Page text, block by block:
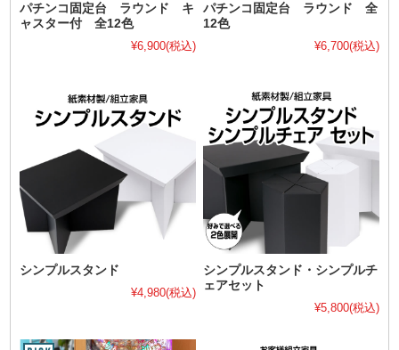
パチンコ固定台 ラウンド キ
ャスター付 全12色
¥6,900(税込)
パチンコ固定台 ラウンド 全
12色
¥6,700(税込)
シンプルスタンド
¥4,980(税込)
シンプルスタンド・シンプルチ
ェアセット
¥5,800(税込)